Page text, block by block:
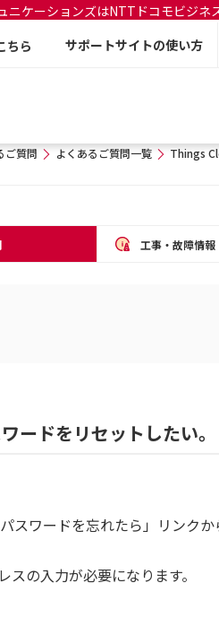
ニケーションズはNTTドコモビジネ
ちら サポートサイトの使い方
ご質問 よくあるご質問一覧 Things
工事・故障情報
ドをリセットしたい。
ワードを忘れたら」リンクか
の入力が必要になります。